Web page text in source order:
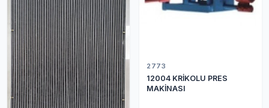
2773
12004 KRİKOLU PRES
MAKİNASI